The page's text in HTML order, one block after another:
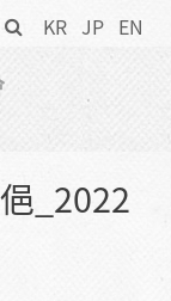
KR JP EN
搜
尋
_2022